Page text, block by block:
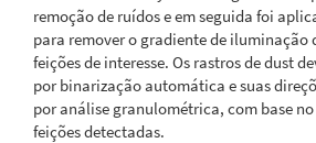
remoção de ruídos e em seguida foi
para remover o gradiente de iluminação
feições de interesse. Os rastros de dust
por binarização automática e suas
por análise granulométrica, com base
feições detectadas.